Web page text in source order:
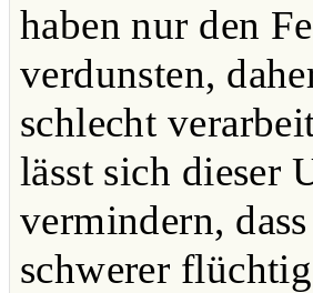
haben nur den
verdunsten,
schlecht
lässt sich dieser
vermindern,
schwerer